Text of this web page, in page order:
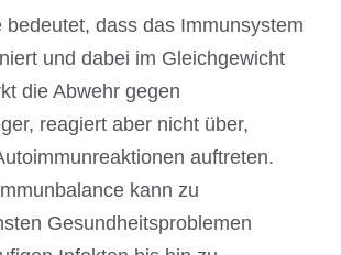
bedeutet, dass das Immunsystem
und dabei im Gleichgewicht
die Abwehr gegen
reagiert aber nicht über,
auftreten.
kann zu
Gesundheitsproblemen